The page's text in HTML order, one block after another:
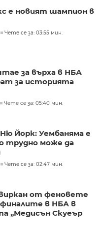
е новият шампион в
Чете се за: 03:55 мин.
за върха в НБА
за историята
Чете се за: 05:40 мин.
Йорк: Уембаняма е
трудно може да
Чете се за: 02:47 мин.
от феновете
финалите в НБА в
„Медисън Скуеър